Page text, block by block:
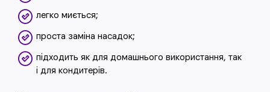
легко миється;
проста заміна насадок;
підходить як для домашнього використання, так
і для кондитерів.